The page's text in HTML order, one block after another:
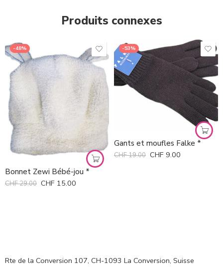
Produits connexes
-48%
Bonnet Zewi Bébé-jou *
CHF29.00 CHF 15.00
-53%
Gants et moufles Falke *
CHF19.00 CHF 9.00
Rte de la Conversion 107, CH-1093 La Conversion, Suisse